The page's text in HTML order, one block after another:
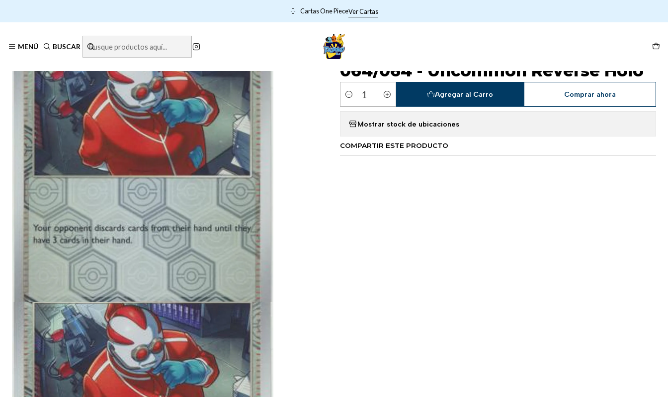
MENÚ BUSCAR
Cartas One PieceVer Cartas
185064 Xerosic's Machinations - 064/064 - Uncommon Reverse Holo
|
185064 Xerosic's Machinations -
064/064 - Uncommon Reverse Holo
Cantidad
Agregar al Carro Comprar ahora
Mostrar stock de ubicaciones
COMPARTIR ESTE PRODUCTO